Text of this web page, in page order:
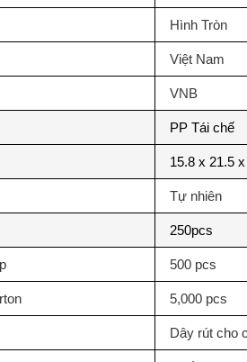
Hình Tròn
Việt Nam
VNB
PP Tái chế
15.8 x 21.5
Tự nhiên
250pcs
500 pcs
5,000 pcs
Dây rút cho